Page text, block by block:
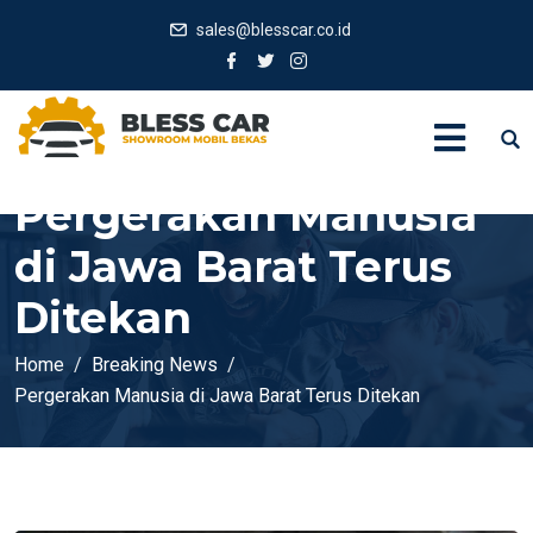
sales@blesscar.co.id
Pergerakan Manusia
di Jawa Barat Terus
Ditekan
Home
Breaking News
Pergerakan Manusia di Jawa Barat Terus Ditekan